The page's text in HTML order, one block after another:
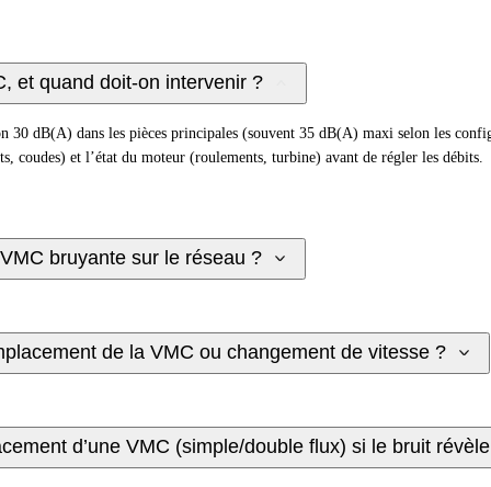
et quand doit-on intervenir ?
dB(A) dans les pièces principales (souvent 35 dB(A) maxi selon les
coudes) et l’état du moteur (roulements, turbine) avant de régler les débits.
bruyante sur le réseau ?
de la VMC ou changement de vitesse ?
d’une VMC (simple/double flux) si le bruit